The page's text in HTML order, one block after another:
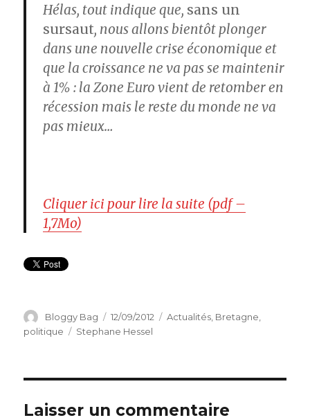
Hélas, tout indique que, sans un
sursaut, nous allons bientôt plonger
dans une nouvelle crise économique et
que la croissance ne va pas se maintenir
à 1% : la Zone Euro vient de retomber en
récession mais le reste du monde ne va
pas mieux…
Cliquer ici pour lire la suite (pdf –
1,7Mo)
Auteur
Bloggy Bag
Publié
le
12/09/2012 Catégories
Actualités Bretagne
politique
Étiquettes
Stephane Hessel
Laisser un commentaire